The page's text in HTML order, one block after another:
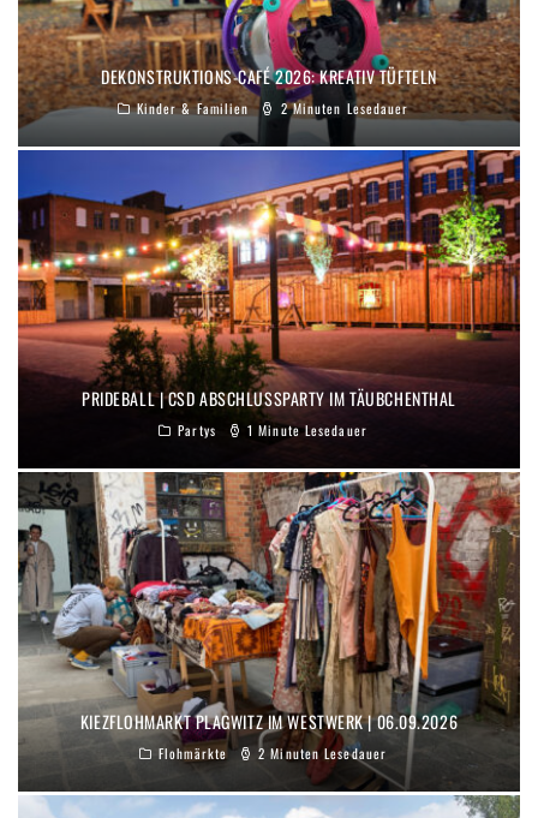
DEKONSTRUKTIONS-CAFÉ 2026: KREATIV TÜFTELN
Kinder & Familien 2 Minuten Lesedauer
PRIDEBALL | CSD ABSCHLUSSPARTY IM TÄUBCHENTHAL
Partys 1 Minute Lesedauer
KIEZFLOHMARKT PLAGWITZ IM WESTWERK | 06.09.2026
Flohmärkte 2 Minuten Lesedauer